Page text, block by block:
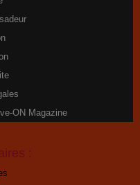
ON Magazine